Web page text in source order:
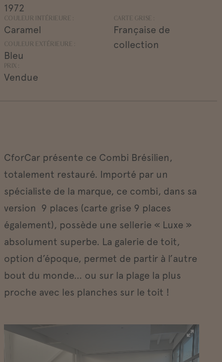
1972
COULEUR INTÉRIEURE :
Caramel
COULEUR EXTÉRIEURE :
Bleu
CARTE GRISE :
Française de
collection
PRIX :
Vendue
CforCar présente ce Combi Brésilien,
totalement restauré. Importé par un
spécialiste de la marque, ce combi, dans sa
version 9 places (carte grise 9 places
également), possède une sellerie « Luxe »
absolument superbe. La galerie de toit,
option d’époque, permet de partir à l’autre
bout du monde… ou sur la plage la plus
proche avec les planches sur le toit !